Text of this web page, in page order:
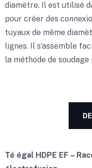
diamètre. Il est utilisé
pour créer des
tuyaux de même
lignes. Il s’assemble
la méthode de
Té égal HDPE EF –